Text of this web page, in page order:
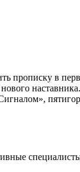
прописку в